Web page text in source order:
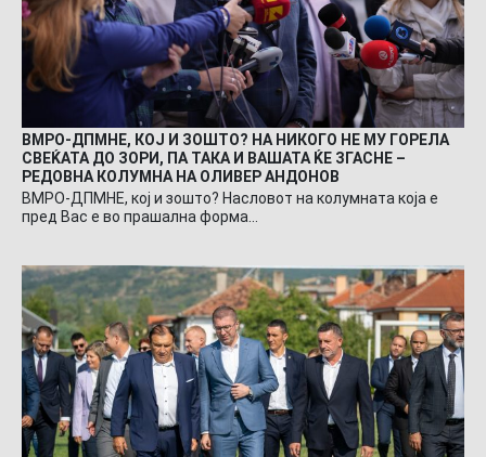
ВМРО-ДПМНЕ, КОЈ И ЗОШТО? НА НИКОГО НЕ МУ ГОРЕЛА
СВЕЌАТА ДО ЗОРИ, ПА ТАКА И ВАШАТА ЌЕ ЗГАСНЕ –
РЕДОВНА КОЛУМНА НА ОЛИВЕР АНДОНОВ
ВМРО-ДПМНЕ, кој и зошто? Насловот на колумната која е
пред Вас е во прашална форма…